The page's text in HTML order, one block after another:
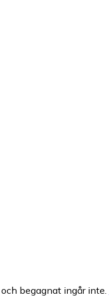
begagnat ingår inte.